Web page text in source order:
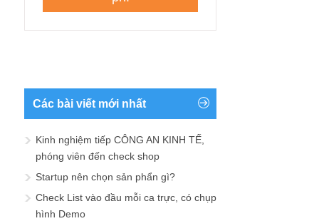
Các bài viết mới nhất
Kinh nghiệm tiếp CÔNG AN KINH TẾ,
phóng viên đến check shop
Startup nên chọn sản phẩn gì?
Check List vào đầu mỗi ca trực, có chụp
hình Demo